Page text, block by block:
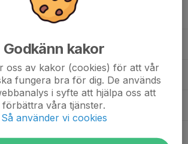
Godkänn kakor
oss av kakor (cookies) för att vår
fungera bra för dig. De används
i syfte att hjälpa oss att
förbättra våra tjänster.
Så använder vi cookies